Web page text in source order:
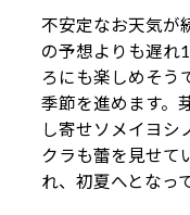
不安定なお天気が
の予想よりも遅れ
ろにも楽しめそう
季節を進めます。
し寄せソメイヨシ
クラも蕾を見せて
れ、初夏へとなっ